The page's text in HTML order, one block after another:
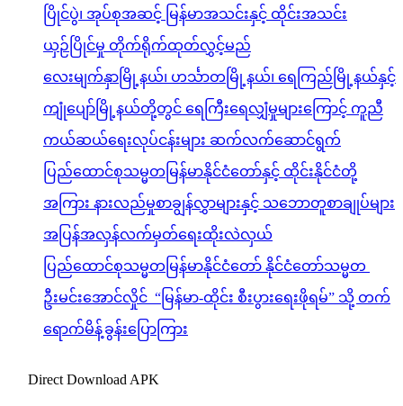
ပြိုင်ပွဲ၊ အုပ်စုအဆင့် မြန်မာအသင်းနှင့် ထိုင်းအသင်း
ယှဉ်ပြိုင်မှု တိုက်ရိုက်ထုတ်လွှင့်မည်
လေးမျက်နှာမြို့နယ်၊ ဟင်္သာတမြို့နယ်၊ ရေကြည်မြို့နယ်နှင့်
ကျုံပျော်မြို့နယ်တို့တွင် ရေကြီးရေလျှံမှုများကြောင့် ကူညီ
ကယ်ဆယ်ရေးလုပ်ငန်းများ ဆက်လက်ဆောင်ရွက်
ပြည်ထောင်စုသမ္မတမြန်မာနိုင်ငံတော်နှင့် ထိုင်းနိုင်ငံတို့
အကြား နားလည်မှုစာချွန်လွှာများနှင့် သဘောတူစာချုပ်များ
အပြန်အလှန်လက်မှတ်ရေးထိုးလဲလှယ်
ပြည်ထောင်စုသမ္မတမြန်မာနိုင်ငံတော် နိုင်ငံတော်သမ္မတ
ဦးမင်းအောင်လှိုင် “မြန်မာ-ထိုင်း စီးပွားရေးဖိုရမ်” သို့ တက်
ရောက်မိန့်ခွန်းပြောကြား
Direct Download APK